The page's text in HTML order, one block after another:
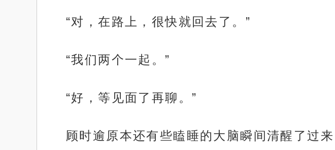
“对，在路上，很快就回去了。”
“我们两个一起。”
“好，等见面了再聊。”
顾时逾原本还有些瞌睡的大脑瞬间清醒了过